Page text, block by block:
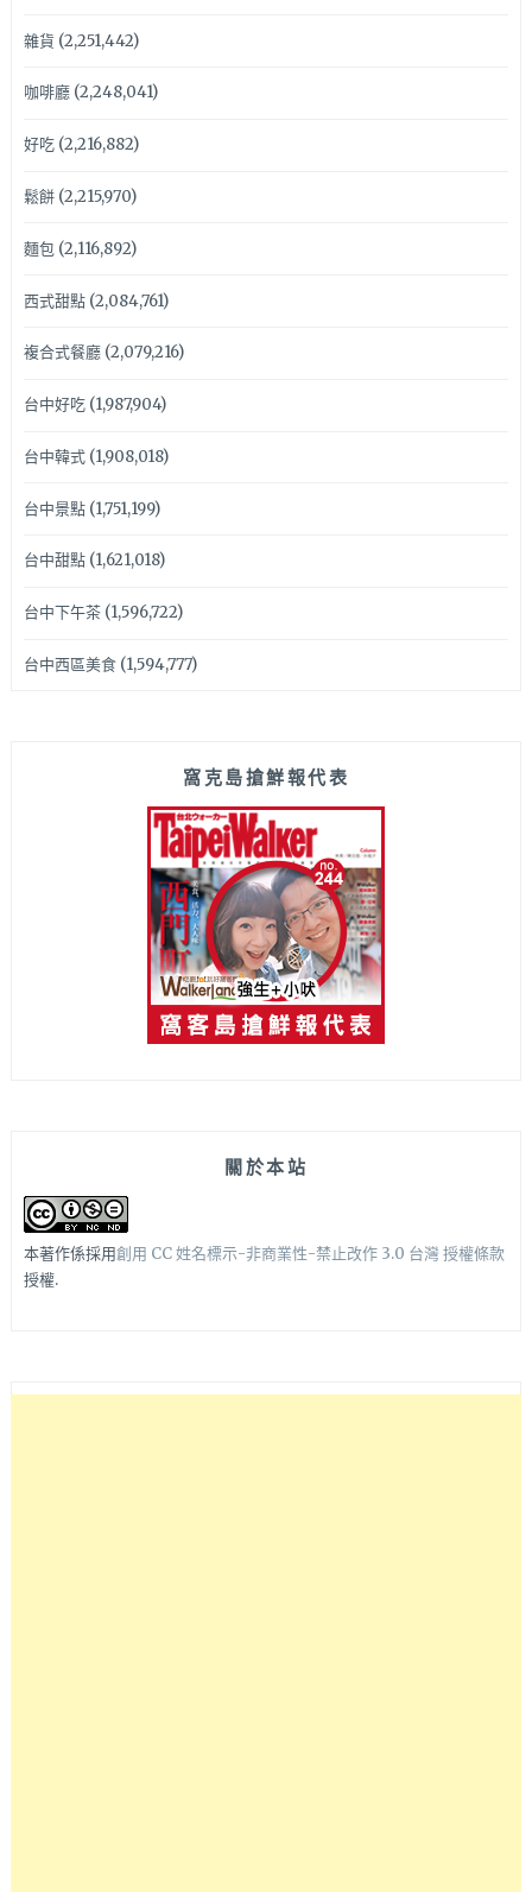
雜貨 (2,251,442)
咖啡廳(2,248,041)
好吃(2,216,882)
鬆餅(2,215,970)
麵包(2,116,892)
西式甜點(2,084,761)
複合式餐廳(2,079,216)
台中好吃(1,987,904)
台中韓式(1,908,018)
台中景點(1,751,199)
台中甜點(1,621,018)
台中下午茶(1,596,722)
台中西區美食(1,594,777)
窩克島搶鮮報代表
關於本站
本著作係採用創用 CC 姓名標示-非商業性-禁止改作 3.0 台灣 授權條款
授權.